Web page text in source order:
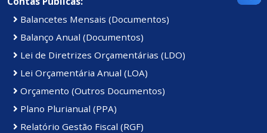
Balancetes Mensais (Documentos)
Balanço Anual (Documentos)
Lei de Diretrizes Orçamentárias (LDO)
Lei Orçamentária Anual (LOA)
Orçamento (Outros Documentos)
Plano Plurianual (PPA)
Relatório Gestão Fiscal (RGF)